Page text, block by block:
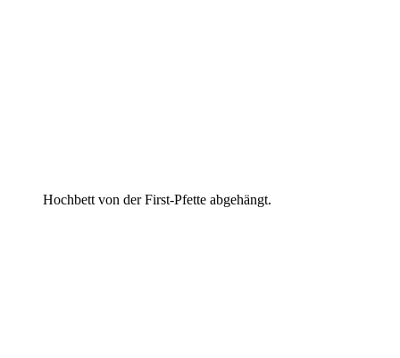
Hochbett von der First-Pfette abgehängt.